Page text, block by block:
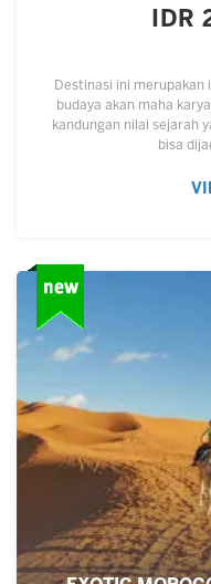
Destinasi ini merupakan
budaya akan maha
kandungan nilai sejarah
bisa